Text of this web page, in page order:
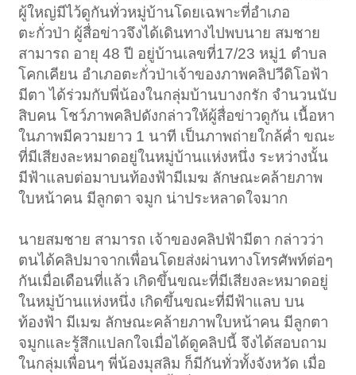
ผู้ใหญ่มีไว้ดูกันทั่วหมู่บ้านโดยเฉพาะที่อำเภอ
ตะกั่วป่า ผู้สื่อข่าวจึงได้เดินทางไปพบนาย สมชาย
สามารถ อายุ 48 ปี อยู่บ้านเลขที่17/23 หมู่1 ตำบล
โคกเคียน อำเภอตะกั่วป่าเจ้าของภาพคลิปวีดิโอฟ้า
มีตา ได้ร่วมกับพี่น้องในกลุ่มบ้านบางกรัก จำนวนนับ
สิบคน โชว์ภาพคลิปดังกล่าวให้ผู้สื่อข่าวดูกัน เนื้อหา
ในภาพมีความยาว 1 นาที เป็นภาพถ่ายใกล้ค่ำ ขณะ
ที่มีเสียงละหมาดอยู่ในหมู่บ้านแห่งหนึ่ง ระหว่างนั้น
มีฟ้าแลบต่อมาบนท้องฟ้ามีเมฆ ลักษณะคล้ายภาพ
ใบหน้าคน มีลูกตา จมูก น่าประหลาดใจมาก
นายสมชาย สามารถ เจ้าของคลิปฟ้ามีตา กล่าวว่า
ตนได้คลิปมาจากเพื่อนโดยส่งผ่านทางโทรศัพท์ต่อๆ
กันเมื่อเดือนที่แล้ว เกิดขึ้นขณะที่มีเสียงละหมาดอยู่
ในหมู่บ้านแห่งหนึ่ง เกิดขึ้นขณะที่มีฟ้าแลบ บน
ท้องฟ้า มีเมฆ ลักษณะคล้ายภาพใบหน้าคน มีลูกตา
จมูกและรู้สึกแปลกใจเมื่อได้ดูคลิปนี้ จึงได้สอบถาม
ในกลุ่มเพื่อนๆ พี่น้องมุสลิม ก็มีกันทั่วทั้งจังหวัด เมื่อ